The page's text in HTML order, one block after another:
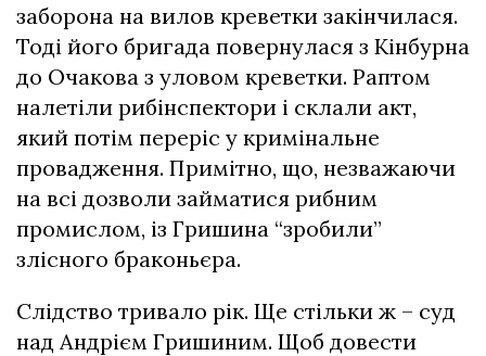
заборона на вилов креветки закінчилася.
Тоді його бригада повернулася з Кінбурна
до Очакова з уловом креветки. Раптом
налетіли рибінспектори і склали акт,
який потім переріс у кримінальне
провадження. Примітно, що, незважаючи
на всі дозволи займатися рибним
промислом, із Гришина “зробили”
злісного браконьєра.
Слідство тривало рік. Ще стільки ж – суд
над Андрієм Гришиним. Щоб довести